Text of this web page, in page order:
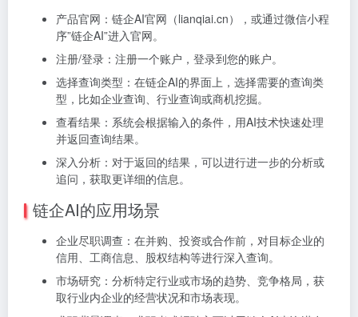
产品官网：链企AI官网（lianqiai.cn），或通过微信小程
序”链企AI”进入官网。
注册/登录：注册一个账户，登录到您的账户。
选择查询类型：在链企AI的界面上，选择需要的查询类
型，比如企业查询、行业查询或商机挖掘。
查看结果：系统会根据输入的条件，用AI技术快速处理
并返回查询结果。
深入分析：对于返回的结果，可以进行进一步的分析或
追问，获取更详细的信息。
链企AI的应用场景
企业尽职调查：在并购、投资或合作前，对目标企业的
信用、工商信息、股权结构等进行深入查询。
市场研究：分析特定行业或市场的趋势、竞争格局，获
取行业内企业的经营状况和市场表现。